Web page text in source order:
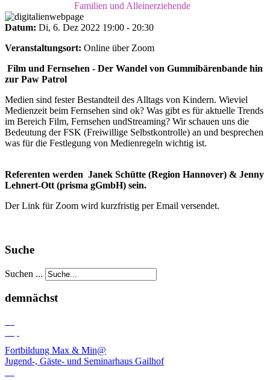
Familien und Alleinerziehende
Datum: Di, 6. Dez 2022 19:00 - 20:30
Veranstaltungsort: Online über Zoom
Film und Fernsehen - Der Wandel von Gummibärenbande hin
zur Paw Patrol
Medien sind fester Bestandteil des Alltags von Kindern. Wieviel
Medienzeit beim Fernsehen sind ok? Was gibt es für aktuelle Trends
im Bereich Film, Fernsehen undStreaming? Wir schauen uns die
Bedeutung der FSK (Freiwillige Selbstkontrolle) an und besprechen
was für die Festlegung von Medienregeln wichtig ist.
Referenten werden Janek Schütte (Region Hannover) & Jenny
Lehnert-Ott (prisma gGmbH) sein.
Der Link für Zoom wird kurzfristig per Email versendet.
Suche
Suchen ...
demnächst
Fortbildung Max & Min@
Jugend-, Gäste- und Seminarhaus Gailhof